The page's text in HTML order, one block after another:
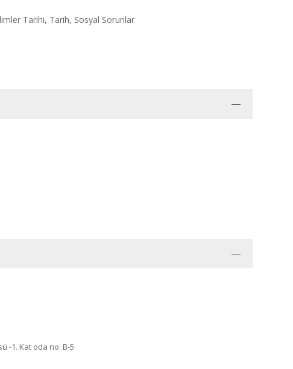
Tarihi, Tarih, Sosyal Sorunlar
-1. Kat oda no: B-5